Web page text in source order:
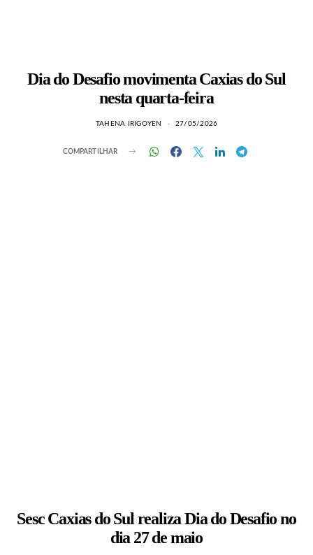
Dia do Desafio movimenta Caxias do Sul
nesta quarta-feira
TAHENA IRIGOYEN 27/05/2026
COMPARTILHAR
Sesc Caxias do Sul realiza Dia do Desafio no
dia 27 de maio